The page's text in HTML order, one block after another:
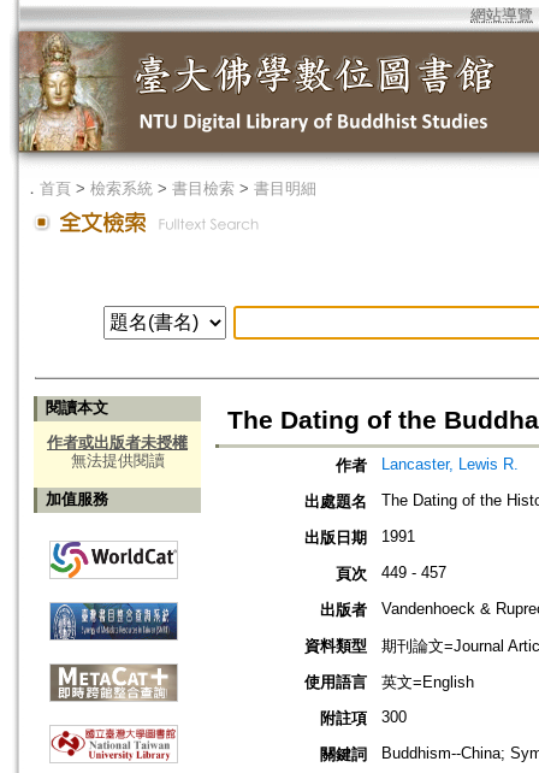
網站導覽
． 首頁 > 檢索系統 > 書目檢索 > 書目明細
閱讀本文
作者或出版者未授權
無法提供閱讀
加值服務
The Dating of the
作者 Lancaster, Lewis R.
出處題名 The Dating of the
出版日期 1991
頁次 449 - 457
出版者 Vandenhoeck &
資料類型
期刊論文=Journal
使用語言
英文=English
附註項
300
關鍵詞 Buddhism--China;